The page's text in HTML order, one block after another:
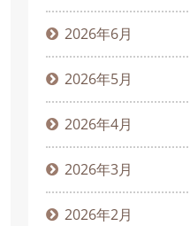
2026年6月
2026年5月
2026年4月
2026年3月
2026年2月